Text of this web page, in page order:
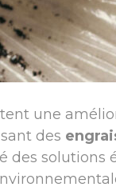
une
des
des solutions